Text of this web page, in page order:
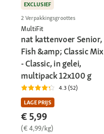
EXCLUSIEF
2 Verpakkingsgroottes
MultiFit
nat kattenvoer Senior,
Fish &amp; Classic Mix
- Classic, in gelei,
multipack 12x100 g
4.3 (52)
LAGE PRIJS
€ 5,99
(€ 4,99/kg)